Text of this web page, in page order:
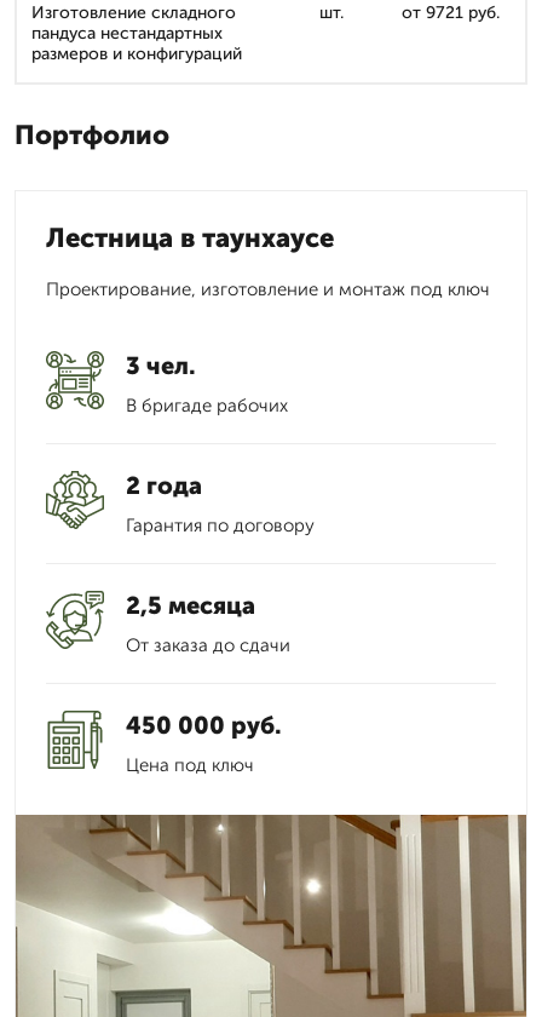
Изготовление складного
пандуса нестандартных
размеров и конфигураций
шт. от 9721 руб.
Портфолио
Лестница в таунхаусе
Проектирование, изготовление и монтаж под ключ
3 чел.
В бригаде рабочих
2 года
Гарантия по договору
2,5 месяца
От заказа до сдачи
450 000 руб.
Цена под ключ